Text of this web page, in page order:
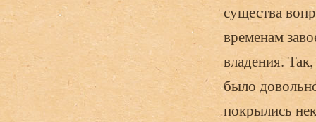
существа
временам
владения.
было
покрылись